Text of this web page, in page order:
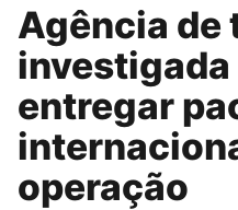
Agência de
investigada
entregar
operação